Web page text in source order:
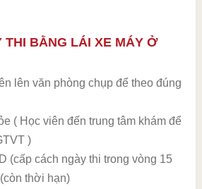
THI BẰNG LÁI XE MÁY Ở
lên văn phòng chụp để theo đúng
( Học viên đến trung tâm khám để
)
(cấp cách ngày thi trong vòng 15
thời hạn)